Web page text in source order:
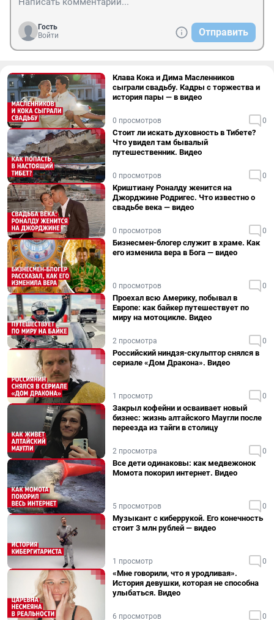
Гость
Войти
Отправить
Клава Кока и Дима Масленников
сыграли свадьбу. Кадры с торжества и
история пары — в видео
0 просмотров 0
Стоит ли искать духовность в Тибете?
Что увидел там бывалый
путешественник. Видео
0 просмотров 0
Криштиану Роналду женится на
Джорджине Родригес. Что известно о
свадьбе века — видео
0 просмотров 0
Бизнесмен-блогер служит в храме. Как
его изменила вера в Бога — видео
0 просмотров 0
Проехал всю Америку, побывал в
Европе: как байкер путешествует по
миру на мотоцикле. Видео
2 просмотра 0
Российский ниндзя-скульптор снялся в
сериале «Дом Дракона». Видео
1 просмотр 0
Закрыл кофейни и осваивает новый
бизнес: жизнь алтайского Маугли после
переезда из тайги в столицу
2 просмотра 0
Все дети одинаковы: как медвежонок
Момота покорил интернет. Видео
5 просмотров 0
Музыкант с киберрукой. Его конечность
стоит 3 млн рублей — видео
1 просмотр 0
«Мне говорили, что я уродливая».
История девушки, которая не способна
улыбаться. Видео
6 просмотров 0